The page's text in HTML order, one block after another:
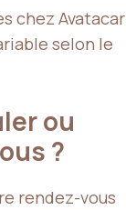
chez Avatacar
selon le
ou
?
rendez-vous